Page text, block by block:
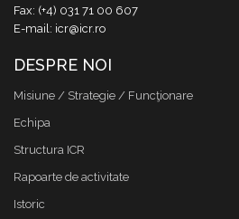
Fax: (+4) 031 71 00 607
E-mail: icr@icr.ro
DESPRE NOI
Misiune / Strategie / Funcţionare
Echipa
Structura ICR
Rapoarte de activitate
Istoric